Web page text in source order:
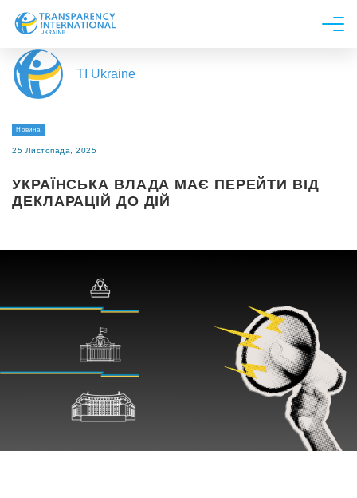
Про нас
Новини
Напрями роботи
Долучитися
TI Ukraine
Новина
25 Листопада, 2025
УКРАЇНСЬКА ВЛАДА МАЄ ПЕРЕЙТИ ВІД
ДЕКЛАРАЦІЙ ДО ДІЙ